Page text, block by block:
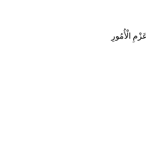
الْأُمُورِ